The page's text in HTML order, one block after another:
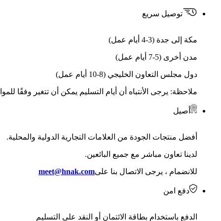
توصيل سريع
مكة إلى جدة (3-4 أيام عمل)
مدن أخرى (5-7 أيام عمل)
دول مجلس التعاون الخليجي (8-10 أيام عمل)
ملاحظة: يرجى الأنتباه أن أيام التسليم يمكن أن تتغير وفقًا
أصيل
أفضل منتجات الجودة من العلامات التجارية الدولية والمحلية.
لدينا تعاون مباشر مع جميع البائعين.
للانضمام ، يرجى الاتصال بنا علىmeet@hnak.com
دفع امن
الدفع باستخدام بطاقة الائتمان أو النقد على التسليم